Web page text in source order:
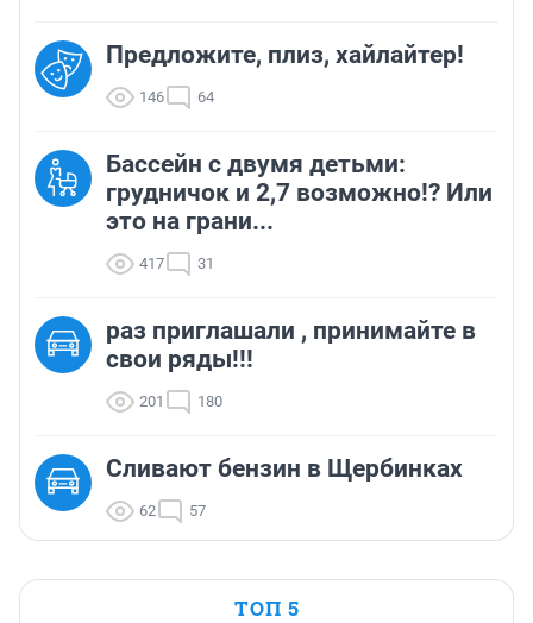
Предложите, плиз, хайлайтер!
146 64
Бассейн с двумя детьми:
грудничок и 2,7 возможно!? Или
это на грани...
417 31
раз приглашали , принимайте в
свои ряды!!!
201 180
Сливают бензин в Щербинках
62 57
ТОП 5